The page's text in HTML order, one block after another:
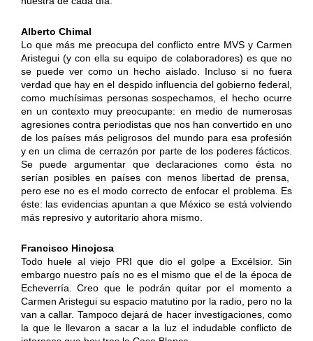
Alberto Chimal
Lo que más me preocupa del conflicto entre MVS y Carmen
Aristegui (y con ella su equipo de colaboradores) es que no
se puede ver como un hecho aislado. Incluso si no fuera
verdad que hay en el despido influencia del gobierno federal,
como muchísimas personas sospechamos, el hecho ocurre
en un contexto muy preocupante: en medio de numerosas
agresiones contra periodistas que nos han convertido en uno
de los países más peligrosos del mundo para esa profesión
y en un clima de cerrazón por parte de los poderes fácticos.
Se puede argumentar que declaraciones como ésta no
serían posibles en países con menos libertad de prensa,
pero ese no es el modo correcto de enfocar el problema. Es
éste: las evidencias apuntan a que México se está volviendo
más represivo y autoritario ahora mismo.
Francisco Hinojosa
Todo huele al viejo PRI que dio el golpe a Excélsior. Sin
embargo nuestro país no es el mismo que el de la época de
Echeverría. Creo que le podrán quitar por el momento a
Carmen Aristegui su espacio matutino por la radio, pero no la
van a callar. Tampoco dejará de hacer investigaciones, como
la que le llevaron a sacar a la luz el indudable conflicto de